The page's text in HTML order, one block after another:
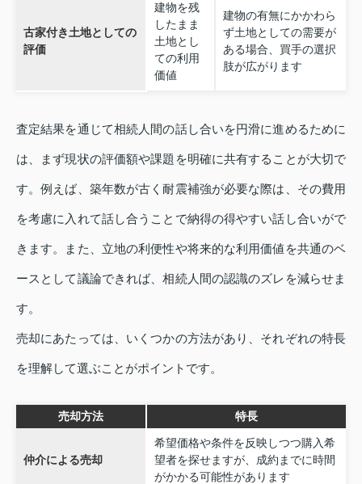
古家付き土地としての
評価
建物を残
したまま
土地とし
ての利用
価値
建物の有無にかかわら
ず土地としての需要が
ある場合、買手の選択
肢が広がります
査定結果を通じて相続人間の話し合いを円滑に進めるために
は、まず現状の評価額や課題を明確に共有することが大切で
す。例えば、築年数が古く耐震補強が必要な際は、その費用
を考慮に入れて話し合うことで納得の得やすい話し合いがで
きます。また、立地の利便性や将来的な利用価値を共通のベ
ースとして議論できれば、相続人間の認識のズレを減らせま
す。
売却にあたっては、いくつかの方法があり、それぞれの特長
を理解して選ぶことがポイントです。
売却方法 特長
仲介による売却
希望価格や条件を反映しつつ購入希
望者を探せますが、成約までに時間
がかかる可能性があります